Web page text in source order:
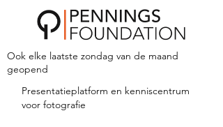
Ook elke laatste zondag van de maand
geopend
Presentatieplatform en kenniscentrum
voor fotografie